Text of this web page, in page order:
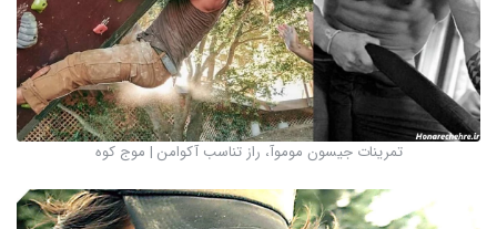
تمرینات جیسون موموآ، راز تناسب آکوامن | موج کوه